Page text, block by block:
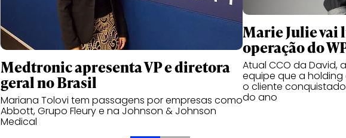
Medtronic apresenta VP e diretora
geral no Brasil
Mariana Tolovi tem passagens por empresas como
Abbott, Grupo Fleury e na Johnson & Johnson
Medical
Marie Julie vai
operação do
Atual CCO da David,
equipe que a
o cliente
do ano